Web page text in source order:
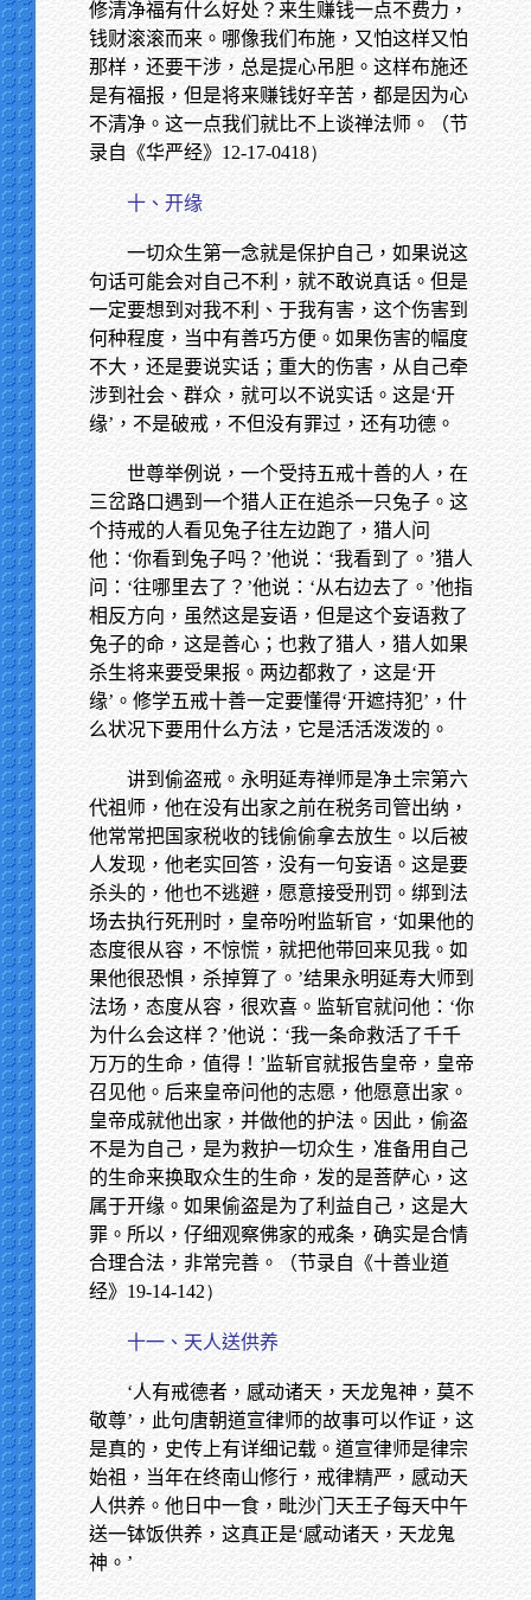
修清净福有什么好处？来生赚钱一点不费力，
钱财滚滚而来。哪像我们布施，又怕这样又怕
那样，还要干涉，总是提心吊胆。这样布施还
是有福报，但是将来赚钱好辛苦，都是因为心
不清净。这一点我们就比不上谈禅法师。（节
录自《华严经》12-17-0418）
十、开缘
一切众生第一念就是保护自己，如果说这
句话可能会对自己不利，就不敢说真话。但是
一定要想到对我不利、于我有害，这个伤害到
何种程度，当中有善巧方便。如果伤害的幅度
不大，还是要说实话；重大的伤害，从自己牵
涉到社会、群众，就可以不说实话。这是‘开
缘’，不是破戒，不但没有罪过，还有功德。
世尊举例说，一个受持五戒十善的人，在
三岔路口遇到一个猎人正在追杀一只兔子。这
个持戒的人看见兔子往左边跑了，猎人问
他：‘你看到兔子吗？’他说：‘我看到了。’猎人
问：‘往哪里去了？’他说：‘从右边去了。’他指
相反方向，虽然这是妄语，但是这个妄语救了
兔子的命，这是善心；也救了猎人，猎人如果
杀生将来要受果报。两边都救了，这是‘开
缘’。修学五戒十善一定要懂得‘开遮持犯’，什
么状况下要用什么方法，它是活活泼泼的。
讲到偷盗戒。永明延寿禅师是净土宗第六
代祖师，他在没有出家之前在税务司管出纳，
他常常把国家税收的钱偷偷拿去放生。以后被
人发现，他老实回答，没有一句妄语。这是要
杀头的，他也不逃避，愿意接受刑罚。绑到法
场去执行死刑时，皇帝吩咐监斩官，‘如果他的
态度很从容，不惊慌，就把他带回来见我。如
果他很恐惧，杀掉算了。’结果永明延寿大师到
法场，态度从容，很欢喜。监斩官就问他：‘你
为什么会这样？’他说：‘我一条命救活了千千
万万的生命，值得！’监斩官就报告皇帝，皇帝
召见他。后来皇帝问他的志愿，他愿意出家。
皇帝成就他出家，并做他的护法。因此，偷盗
不是为自己，是为救护一切众生，准备用自己
的生命来换取众生的生命，发的是菩萨心，这
属于开缘。如果偷盗是为了利益自己，这是大
罪。所以，仔细观察佛家的戒条，确实是合情
合理合法，非常完善。（节录自《十善业道
经》 19-14-142）
十一、天人送供养
‘人有戒德者，感动诸天，天龙鬼神，莫不
敬尊’，此句唐朝道宣律师的故事可以作证，这
是真的，史传上有详细记载。道宣律师是律宗
始祖，当年在终南山修行，戒律精严，感动天
人供养。他日中一食，毗沙门天王子每天中午
送一钵饭供养，这真正是‘感动诸天，天龙鬼
神。’